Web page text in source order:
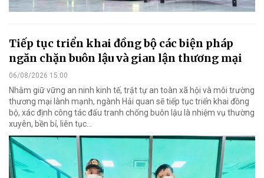
Tiếp tục triển khai đồng bộ các biện pháp
ngăn chặn buôn lậu và gian lận thương mại
06/08/2026 15:00
Nhằm giữ vững an ninh kinh tế, trật tự an toàn xã hội và môi trường
thương mại lành mạnh, ngành Hải quan sẽ tiếp tục triển khai đồng
bộ, xác định công tác đấu tranh chống buôn lậu là nhiệm vụ thường
xuyên, bền bỉ, liên tục…